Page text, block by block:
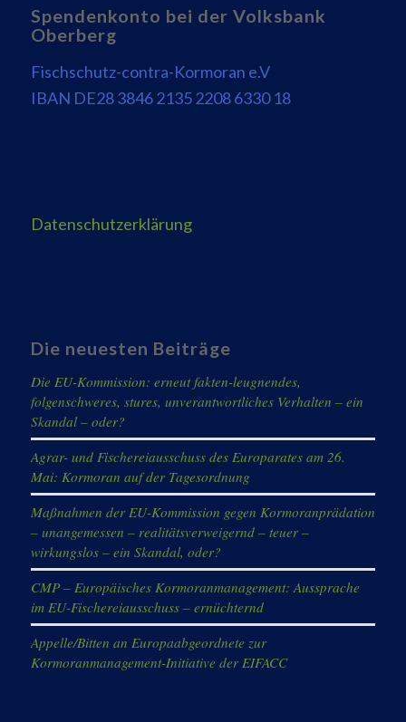
Spendenkonto bei der Volksbank
Oberberg
Fischschutz-contra-Kormoran e.V
IBAN DE28 3846 2135 2208 6330 18
Datenschutzerklärung
Die neuesten Beiträge
Die EU-Kommission: erneut fakten-leugnendes,
folgenschweres, stures, unverantwortliches Verhalten – ein
Skandal – oder?
Agrar- und Fischereiausschuss des Europarates am 26.
Mai: Kormoran auf der Tagesordnung
Maßnahmen der EU-Kommission gegen Kormoranprädation
– unangemessen – realitätsverweigernd – teuer –
wirkungslos – ein Skandal, oder?
CMP – Europäisches Kormoranmanagement: Aussprache
im EU-Fischereiausschuss – ernüchternd
Appelle/Bitten an Europaabgeordnete zur
Kormoranmanagement-Initiative der EIFACC